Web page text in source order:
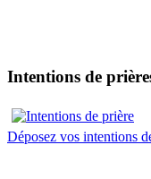
Intentions de
Déposez vos intentions